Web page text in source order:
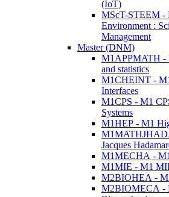
(IoT)
MScT-STEEM -
Environment :
Management
Master (DNM)
M1APPMATH -
and statistics
M1CHEINT -
Interfaces
M1CPS - M1
Systems
M1HEP - M1
Jacques
M1MECHA -
M1MIE - M1
M2BIOHEA -
M2BIOMECA -